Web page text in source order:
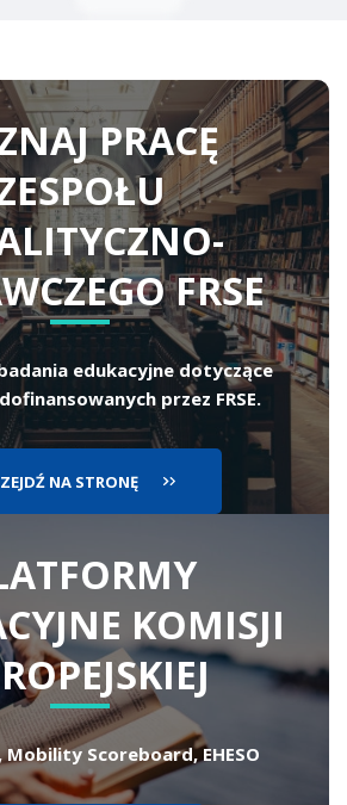
PRACĘ
FRSE
edukacyjne dotyczące
przez FRSE.
NA STRONĘ
KOMISJI
Scoreboard, EHESO